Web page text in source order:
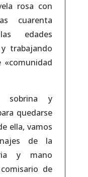
rosa con
cuarenta
edades
trabajando
sobrina y
quedarse
ella, vamos
de la
y mano
de